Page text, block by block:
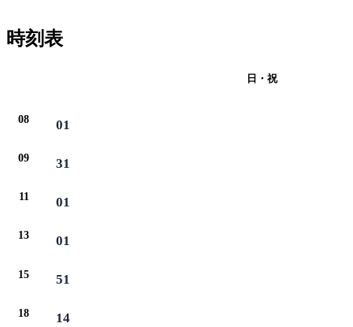
時刻表
日・祝
08 01
09 31
11 01
13 01
15 51
18 14